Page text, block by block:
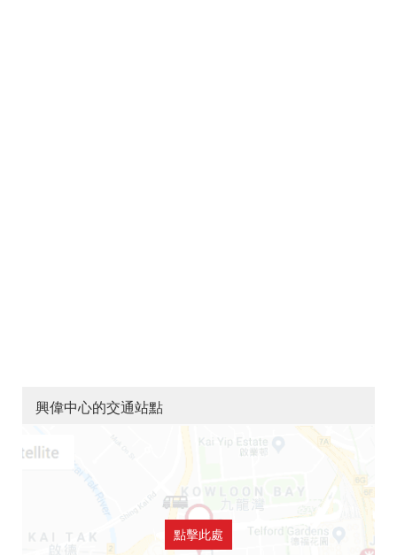
興偉中心的交通站點
點擊此處